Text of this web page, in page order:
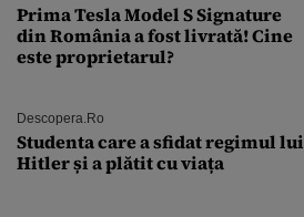
Prima Tesla Model S Signature
din România a fost livrată! Cine
este proprietarul?
Descopera.ro
Studenta care a sfidat regimul lui
Hitler și a plătit cu viața